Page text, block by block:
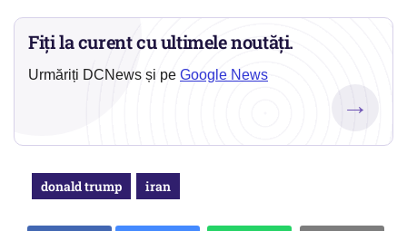
Fiți la curent cu ultimele noutăți.
Urmăriți DCNews și pe Google News
→
donald trump iran